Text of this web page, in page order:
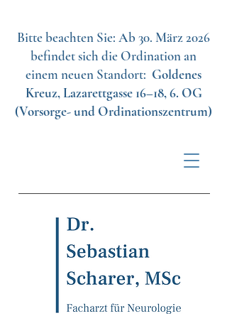
Bitte beachten Sie: Ab 30. März 2026
befindet sich die Ordination an
einem neuen Standort: Goldenes
Kreuz, Lazarettgasse 16–18, 6. OG
(Vorsorge- und Ordinationszentrum)